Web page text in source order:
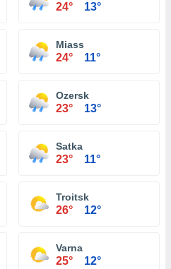
24° 13°
Miass
24° 11°
Ozersk
23° 13°
Satka
23° 11°
Troitsk
26° 12°
Varna
25° 12°